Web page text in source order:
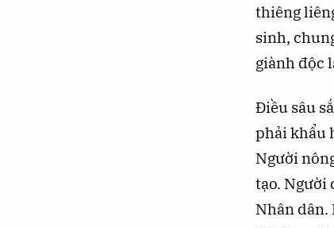
thiêng
sinh,
giành độc
Điều sâu
phải khẩu
Người
tạo. Người
Nhân dân.